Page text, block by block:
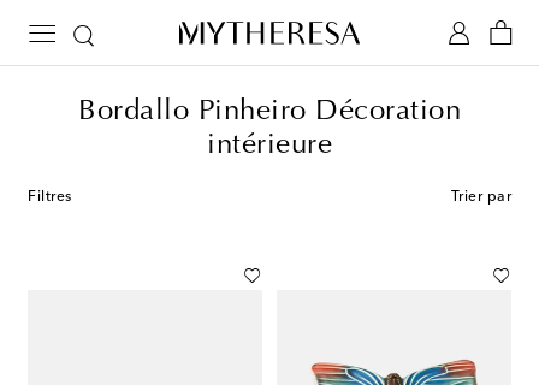
Bordallo Pinheiro Décoration
intérieure
Filtres Trier par